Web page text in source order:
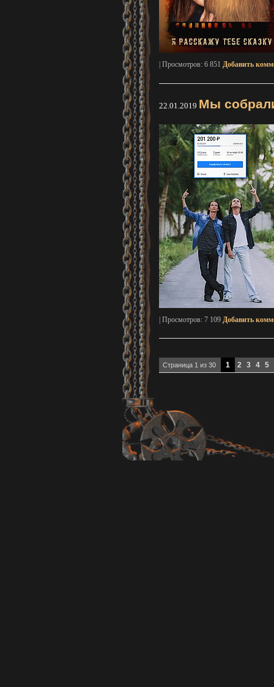
| Просмотров: 6 851 Добавить
22.01.2019 Мы
| Просмотров: 7 109 Добавить
Навигация по записям
Страница 1 из 30 1 2 3 4 5